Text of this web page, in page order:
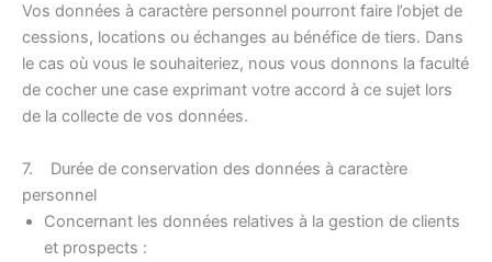
Vos données à caractère personnel pourront faire l’objet de
cessions, locations ou échanges au bénéfice de tiers. Dans
le cas où vous le souhaiteriez, nous vous donnons la faculté
de cocher une case exprimant votre accord à ce sujet lors
de la collecte de vos données.
7. Durée de conservation des données à caractère
personnel
Concernant les données relatives à la gestion de clients
et prospects :